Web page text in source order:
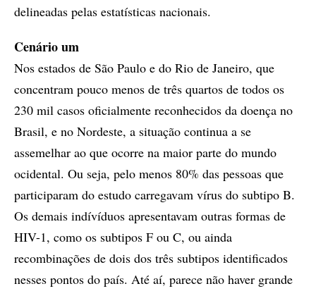
delineadas pelas estatísticas nacionais.
Cenário um
Nos estados de São Paulo e do Rio de Janeiro, que
concentram pouco menos de três quartos de todos os
230 mil casos oficialmente reconhecidos da doença no
Brasil, e no Nordeste, a situação continua a se
assemelhar ao que ocorre na maior parte do mundo
ocidental. Ou seja, pelo menos 80% das pessoas que
participaram do estudo carregavam vírus do subtipo B.
Os demais indívíduos apresentavam outras formas de
HIV-1, como os subtipos F ou C, ou ainda
recombinações de dois dos três subtipos identificados
nesses pontos do país. Até aí, parece não haver grande